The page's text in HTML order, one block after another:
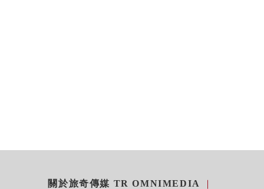
關於旅奇傳媒 TR OMNIMEDIA